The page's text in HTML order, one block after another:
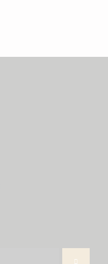
Inscribir